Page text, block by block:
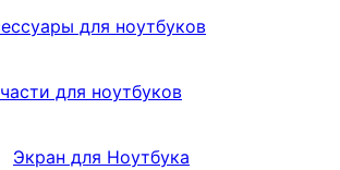
для ноутбуков
для ноутбуков
Экран для Ноутбука